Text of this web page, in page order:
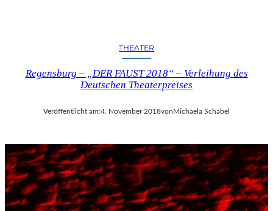
THEATER
Regensburg – „DER FAUST 2018“ – Verleihung des
Deutschen Theaterpreises
Veröffentlicht am:4. November 2018von Michaela Schabel